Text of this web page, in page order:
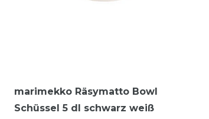
marimekko Räsymatto Bowl
Schüssel 5 dl schwarz weiß